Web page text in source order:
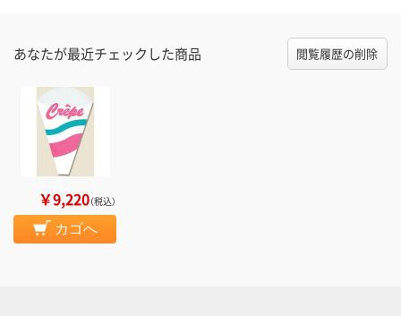
あなたが最近チェックした商品 閲覧履歴の削除
￥9,220（税込）
カゴへ